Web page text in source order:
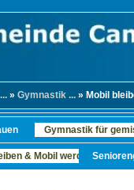
» Gymnastik ... » Mobil
Gymnastik für
& Mobil werden